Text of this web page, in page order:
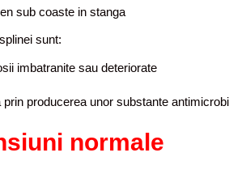
sub coaste in stanga
sunt:
imbatranite sau deteriorate
producerea unor substante
normale